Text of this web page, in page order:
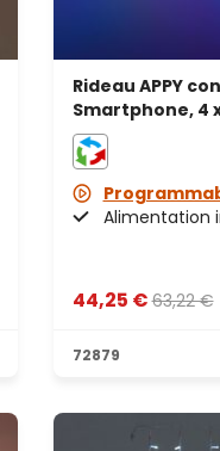
Rideau APPY
Smartphone, 4 x
led RGB
Alimentation
44,25 €63,22 €
72879